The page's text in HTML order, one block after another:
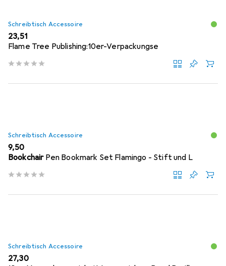
Schreibtisch Accessoire
EUR
23,51
Flame Tree Publishing:10er-Verpackungse
Schreibtisch Accessoire
EUR
9,50
Bookchair Pen Bookmark Set Flamingo - Stift und L
Schreibtisch Accessoire
EUR
27,30